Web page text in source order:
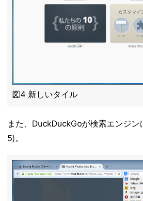
図4 新しいタイル
また、DuckDuckGoが検索エンジン
5)。